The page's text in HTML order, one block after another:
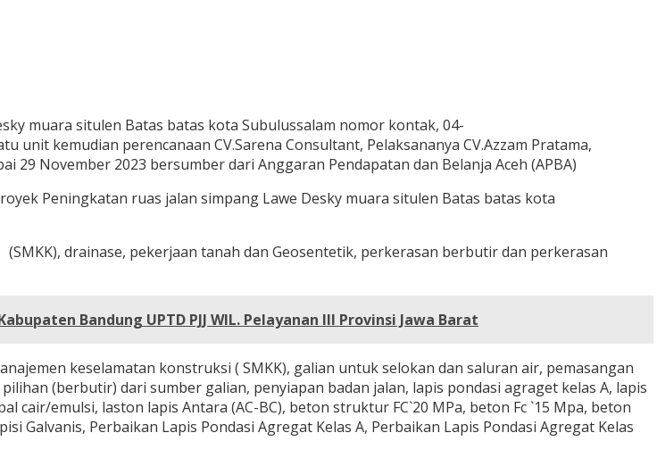
muara situlen Batas batas kota Subulussalam nomor kontak, 04-
unit kemudian perencanaan CV.Sarena Consultant, Pelaksananya CV.Azzam Pratama,
29 November 2023 bersumber dari Anggaran Pendapatan dan Belanja Aceh (APBA)
Peningkatan ruas jalan simpang Lawe Desky muara situlen Batas batas kota
drainase, pekerjaan tanah dan Geosentetik, perkerasan berbutir dan perkerasan
Bandung UPTD PJJ WIL. Pelayanan III Provinsi Jawa Barat
keselamatan konstruksi ( SMKK), galian untuk selokan dan saluran air, pemasangan
(berbutir) dari sumber galian, penyiapan badan jalan, lapis pondasi agraget kelas A, lapis
cair/emulsi, laston lapis Antara (AC-BC), beton struktur FC`20 MPa, beton Fc `15 Mpa, beton
Galvanis, Perbaikan Lapis Pondasi Agregat Kelas A, Perbaikan Lapis Pondasi Agregat Kelas